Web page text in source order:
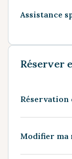
Assistance
Réserver
Réservation
Modifier ma